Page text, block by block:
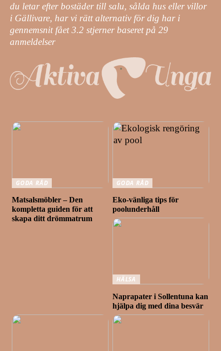
du letar efter bostäder till salu, sålda hus eller villor
i Gällivare, har vi rätt alternativ för dig har i
gennemsnit fået3.2 stjerner baseret på 29
anmeldelser
GODA RÅD
Matsalsmöbler – Den
kompletta guiden för att
skapa ditt drömmatrum
GODA RÅD
Eko-vänliga tips för
poolunderhåll
HÄLSA
Naprapater i Sollentuna kan
hjälpa dig med dina besvär